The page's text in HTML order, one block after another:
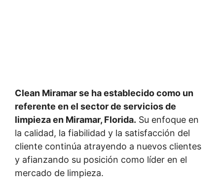
Clean Miramar se ha establecido como un
referente en el sector de servicios de
limpieza en Miramar, Florida. Su enfoque en
la calidad, la fiabilidad y la satisfacción del
cliente continúa atrayendo a nuevos clientes
y afianzando su posición como líder en el
mercado de limpieza.